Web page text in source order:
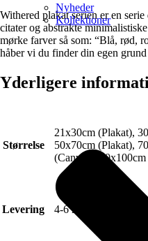
Nyheder
Kollektioner
Withered plakat serien er en
citater og abstrakte
mørke farver så som: “Blå, rød,
håber vi du finder din egen
Yderligere
Størrelse
21x30cm (Plakat),
50x70cm (Plakat),
(Canvas),
Levering 4-6 hverdage.